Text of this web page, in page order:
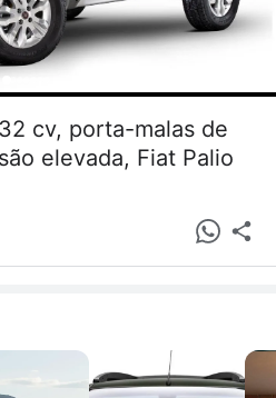
cv, porta-malas de
elevada, Fiat Palio